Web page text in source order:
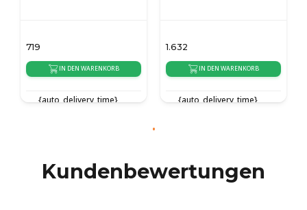
719
IN DEN WARENKORB
{auto_delivery_time}
1.632
IN DEN WARENKORB
{auto_delivery_time}
Kundenbewertungen